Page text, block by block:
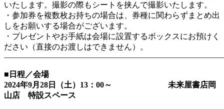
いたします。撮影の際もシートを挟んで撮影いたします。
・参加券を複数枚お持ちの場合は、券種に関わらずまとめ出
しをお願いする場合がございます。
・プレゼントやお手紙は会場に設置するボックスにお預けく
ださい（直接のお渡しはできません）。
■日程／会場
2024年9月28日（土）13：00～ 未来屋書店岡
山店 特設スペース